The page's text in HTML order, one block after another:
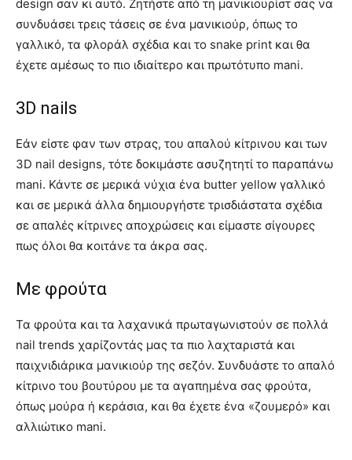
design σαν κι αυτό. Ζητήστε από τη μανικιουρίστ σας να
συνδυάσει τρεις τάσεις σε ένα μανικιούρ, όπως το
γαλλικό, τα φλοράλ σχέδια και το snake print και θα
έχετε αμέσως το πιο ιδιαίτερο και πρωτότυπο mani.
3D nails
Εάν είστε φαν των στρας, του απαλού κίτρινου και των
3D nail designs, τότε δοκιμάστε ασυζητητί το παραπάνω
mani. Κάντε σε μερικά νύχια ένα butter yellow γαλλικό
και σε μερικά άλλα δημιουργήστε τρισδιάστατα σχέδια
σε απαλές κίτρινες αποχρώσεις και είμαστε σίγουρες
πως όλοι θα κοιτάνε τα άκρα σας.
Με φρούτα
Τα φρούτα και τα λαχανικά πρωταγωνιστούν σε πολλά
nail trends χαρίζοντάς μας τα πιο λαχταριστά και
παιχνιδιάρικα μανικιούρ της σεζόν. Συνδυάστε το απαλό
κίτρινο του βουτύρου με τα αγαπημένα σας φρούτα,
όπως μούρα ή κεράσια, και θα έχετε ένα «ζουμερό» και
αλλιώτικο mani.